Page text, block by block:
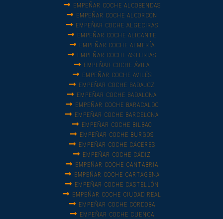
EMPEÑAR COCHE ALCOBENDAS
EMPEÑAR COCHE ALCORCÓN
EMPEÑAR COCHE ALGECIRAS
EMPEÑAR COCHE ALICANTE
EMPEÑAR COCHE ALMERÍA
EMPEÑAR COCHE ASTURIAS
EMPEÑAR COCHE ÁVILA
EMPEÑAR COCHE AVILÉS
EMPEÑAR COCHE BADAJOZ
EMPEÑAR COCHE BADALONA
EMPEÑAR COCHE BARACALDO
EMPEÑAR COCHE BARCELONA
EMPEÑAR COCHE BILBAO
EMPEÑAR COCHE BURGOS
EMPEÑAR COCHE CÁCERES
EMPEÑAR COCHE CÁDIZ
EMPEÑAR COCHE CANTABRIA
EMPEÑAR COCHE CARTAGENA
EMPEÑAR COCHE CASTELLÓN
EMPEÑAR COCHE CIUDAD REAL
EMPEÑAR COCHE CÓRDOBA
EMPEÑAR COCHE CUENCA